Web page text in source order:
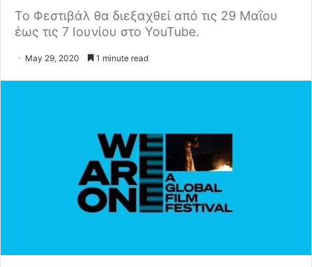
Το Φεστιβάλ θα διεξαχθεί από τις 29 Μαΐου
έως τις 7 Ιουνίου στο YouTube.
May 29, 2020 1 minute read